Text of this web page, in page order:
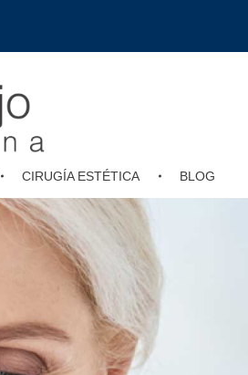
CIRUGÍA ESTÉTICA BLOG